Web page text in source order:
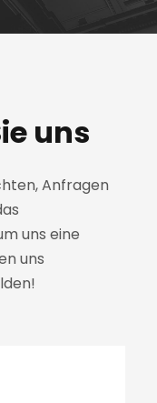
uns
Anfragen
uns eine
uns